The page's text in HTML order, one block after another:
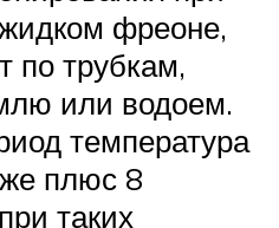
фреоне,
по трубкам,
или водоем.
температура
плюс 8
таких